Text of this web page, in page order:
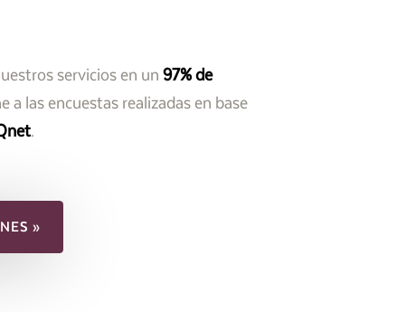
servicios en un 97% de
a las encuestas realizadas en base
.
»